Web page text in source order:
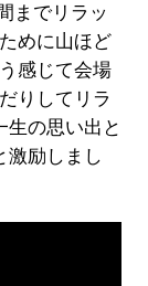
までリラッ
めに山ほど
感じて会場
りしてリラ
生の思い出と
激励しまし